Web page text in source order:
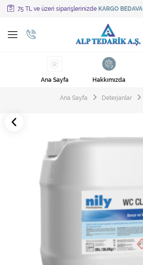
75 TL ve üzeri siparişlerinizde KARGO BEDAVA
Tüm Kategoriler
Ayakkabı Cila Makineleri
Cila Makineleri
Çöp Torbaları
Endüstriyel Zemin Yıkama Makineleri
Halı Kurutma Makineleri
Kıvırcık paspas
Ana Sayfa Hakkımızda
Ana Sayfa Deterjanlar